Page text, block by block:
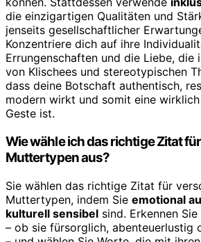
die einzigartigen Qualitäten und
jenseits gesellschaftlicher
Konzentriere dich auf ihre
Errungenschaften und die Liebe, die
von Klischees und stereotypischen
dass deine Botschaft authentisch,
modern wirkt und somit eine
Geste ist.
Wie wähle ich das richtige Zitat
Muttertypen aus?
Sie wählen das richtige Zitat für
Muttertypen, indem Sie emotional
kulturell sensibel sind. Erkennen
– ob sie fürsorglich, abenteuerlustig